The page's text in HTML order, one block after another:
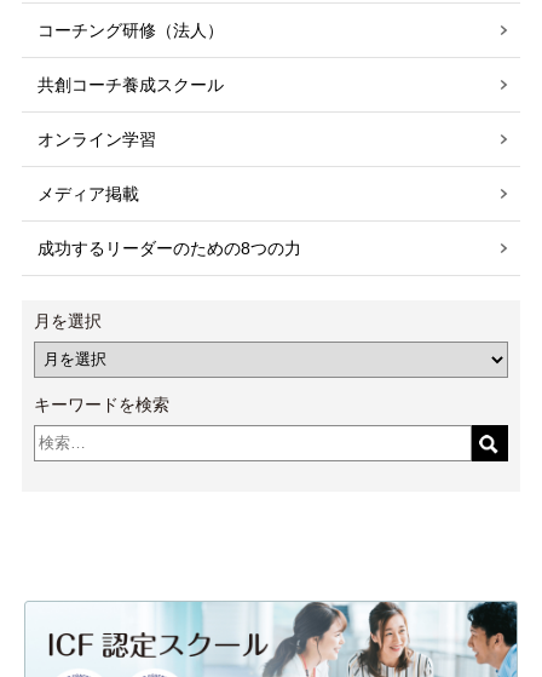
コーチング研修（法人）
共創コーチ養成スクール
オンライン学習
メディア掲載
成功するリーダーのための8つの力
月を選択
キーワードを検索